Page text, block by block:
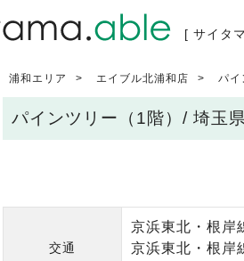
[ サイタ
浦和エリア エイブル北浦和店 パイ
パインツリー（1階）/ 埼玉
交通
京浜東北・根岸
京浜東北・根岸